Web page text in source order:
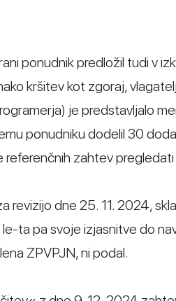
ponudnik predložil tudi v
kršitev kot zgoraj,
je predstavljalo
ponudniku dodelil 30
zahtev
revizijo dne 25. 11. 2024,
ta pa svoje izjasnitve do
ZPVPJN, ni podal.